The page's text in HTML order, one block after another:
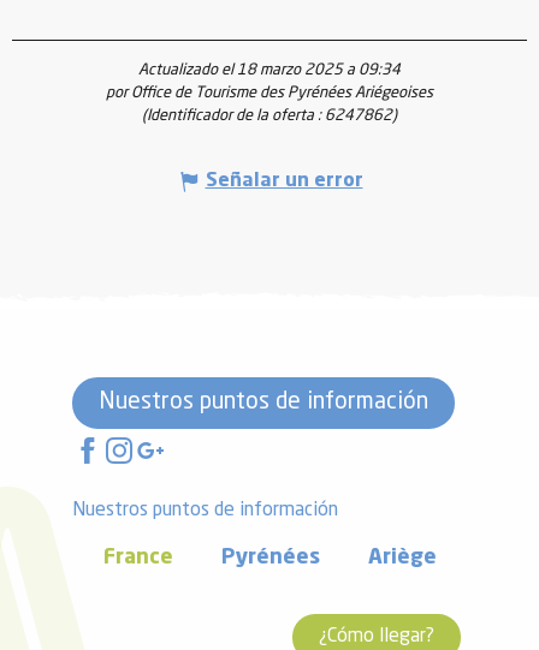
Actualizado el 18 marzo 2025 a 09:34
por Office de Tourisme des Pyrénées Ariégeoises
(Identificador de la oferta : 6247862)
Señalar un error
Nuestros puntos de información
Nuestros puntos de información
France Pyrénées Ariège
¿Cómo llegar?